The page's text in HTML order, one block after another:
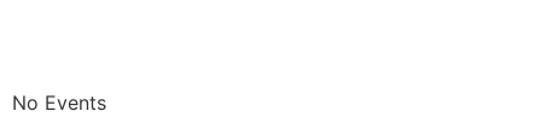
No Events